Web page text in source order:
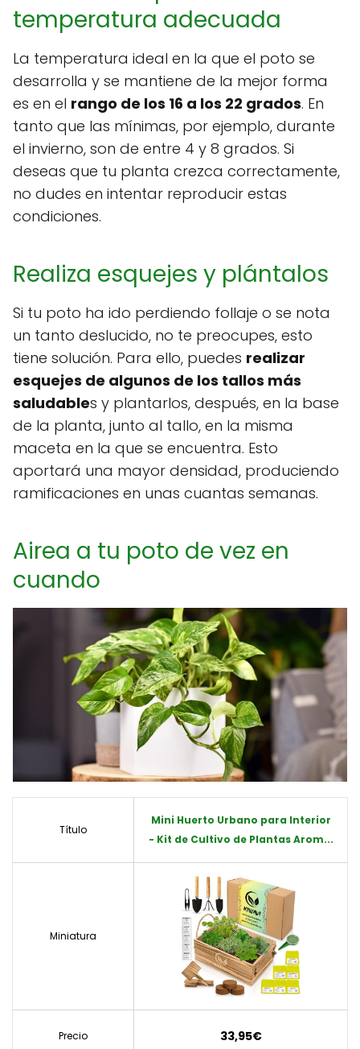
temperatura adecuada
La temperatura ideal en la que el poto se
desarrolla y se mantiene de la mejor forma
es en el rango de los 16 a los 22 grados. En
tanto que las mínimas, por ejemplo, durante
el invierno, son de entre 4 y 8 grados. Si
deseas que tu planta crezca correctamente,
no dudes en intentar reproducir estas
condiciones.
Realiza esquejes y plántalos
Si tu poto ha ido perdiendo follaje o se nota
un tanto deslucido, no te preocupes, esto
tiene solución. Para ello, puedes realizar
esquejes de algunos de los tallos más
saludables y plantarlos, después, en la base
de la planta, junto al tallo, en la misma
maceta en la que se encuentra. Esto
aportará una mayor densidad, produciendo
ramificaciones en unas cuantas semanas.
Airea a tu poto de vez en
cuando
Título
Mini Huerto Urbano para Interior
- Kit de Cultivo de Plantas Arom...
Miniatura
Precio 33,95€